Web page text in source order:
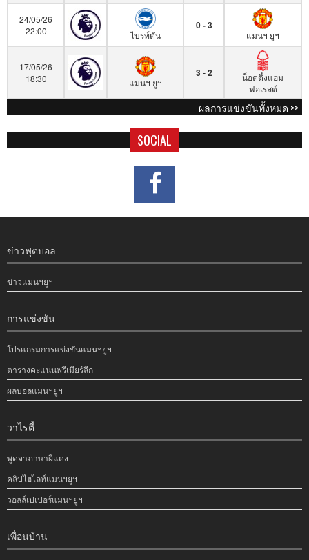
24/05/26
22:00
ไบรท์ตัน
0 - 3
แมนฯ ยูฯ
17/05/26
18:30
แมนฯ ยูฯ
3 - 2
น็อตติ้งแฮม
ฟอเรสต์
ผลการแข่งขันทั้งหมด >>
SOCIAL
ข่าวฟุตบอล
ข่าวแมนฯยูฯ
การแข่งขัน
โปรแกรมการแข่งขันแมนฯยูฯ
ตารางคะแนนพรีเมียร์ลีก
ผลบอลแมนฯยูฯ
วาไรตี้
พูดจาภาษาผีแดง
คลิปไฮไลท์แมนฯยูฯ
วอลล์เปเปอร์แมนฯยูฯ
เพื่อนบ้าน